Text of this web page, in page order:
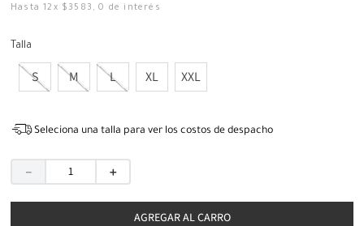
Hasta12 x $ 3583 ,0 de interés
Talla
S M L XL XXL
Seleciona una talla para ver los costos de despacho
＋
－
AGREGAR AL CARRO